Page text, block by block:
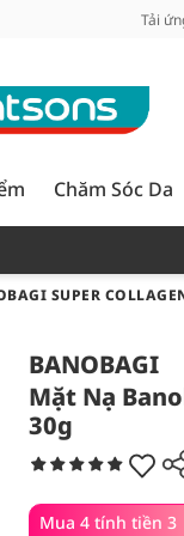
Tải
Chăm Sóc Da
SUPER
BANOBAGI
Mặt Nạ
30g
Mua 4 tính tiền 3